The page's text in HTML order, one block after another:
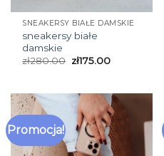
SNEAKERSY BIAŁE DAMSKIE
sneakersy białe
damskie
zł280.00 zł175.00
Promocja!